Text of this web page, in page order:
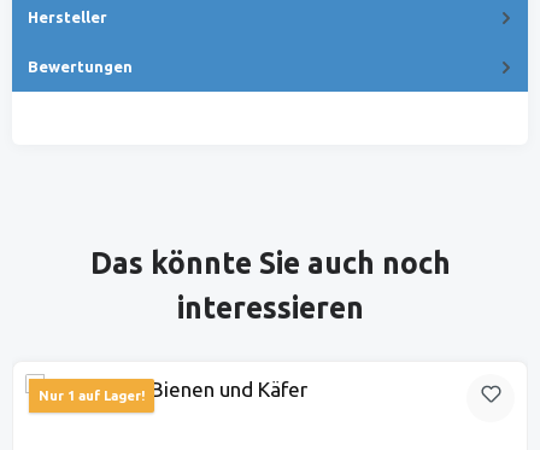
Hersteller
Bewertungen
Produktgalerie überspringen
Das könnte Sie auch noch
interessieren
Nur 1 auf Lager!